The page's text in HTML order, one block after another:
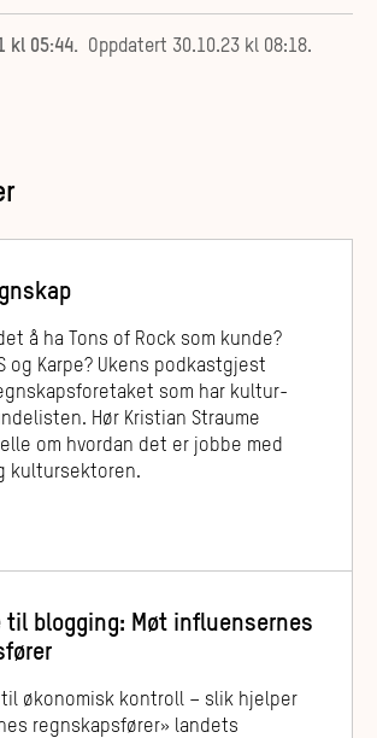
kl 05:44. Oppdatert 30.10.23 kl 08:18.
å ha Tons of Rock som kunde?
og Karpe? Ukens podkastgjest
som har kultur-
Hør Kristian Straume
om hvordan det er jobbe med
kultursektoren.
til blogging: Møt influensernes
til økonomisk kontroll – slik hjelper
regnskapsfører» landets